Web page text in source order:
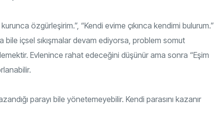
özgürleşirim.”, “Kendi evime çıkınca kendimi bulurum.”
bile içsel sıkışmalar devam ediyorsa, problem somut
Evlenince rahat edeceğini düşünür ama sonra “Eşim
parayı bile yönetemeyebilir. Kendi parasını kazanır